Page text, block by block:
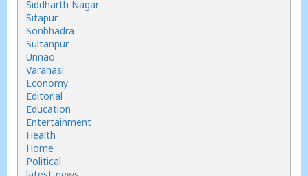
Siddharth Nagar
Sitapur
Sonbhadra
Sultanpur
Unnao
Varanasi
Economy
Editorial
Education
Entertainment
Health
Home
Political